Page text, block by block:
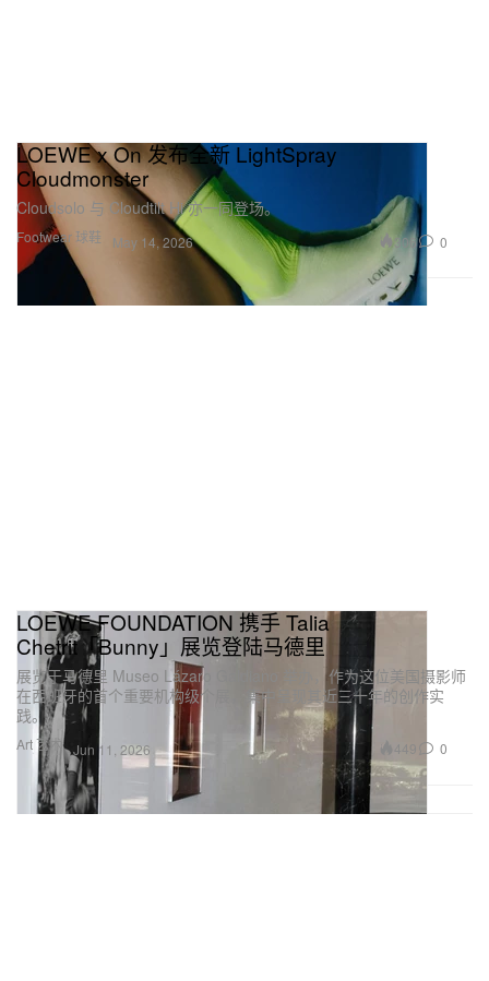
Footwear 球鞋
LOEWE x On 发布全新 LightSpray
Cloudmonster
Cloudsolo 与 Cloudtilt Hi 亦一同登场。
May 14, 2026 306 0
Art 艺术
LOEWE FOUNDATION 携手 Talia
Chetrit「Bunny」展览登陆马德里
展览于马德里 Museo Lázaro Galdiano 举办，作为这位美国摄影师
在西班牙的首个重要机构级个展，集中呈现其近三十年的创作实
践。
Jun 11, 2026 449 0